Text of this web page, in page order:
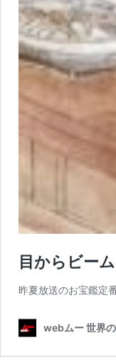
目からビー
昨夏放送のお宝鑑定
webムー 世界